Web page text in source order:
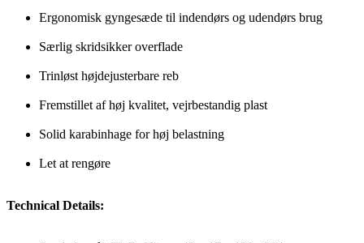
Ergonomisk gyngesæde til indendørs og udendørs brug
Særlig skridsikker overflade
Trinløst højdejusterbare reb
Fremstillet af høj kvalitet, vejrbestandig plast
Solid karabinhage for høj belastning
Let at rengøre
Technical Details: